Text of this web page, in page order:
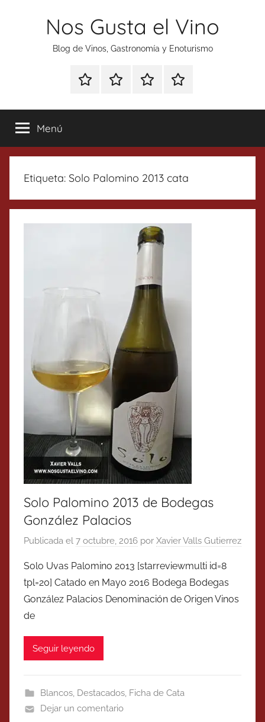
Nos Gusta el Vino
Blog de Vinos, Gastronomía y Enoturismo
Especial
Tonics
Enoturismo
Gastronomía
RankingContacto
Menú
Etiqueta: Solo Palomino 2013 cata
Solo Palomino 2013 de Bodegas
González Palacios
Publicada el 7 octubre, 2016 por Xavier Valls Gutierrez
Solo Uvas Palomino 2013 [starreviewmulti id=8
tpl=20] Catado en Mayo 2016 Bodega Bodegas
González Palacios Denominación de Origen Vinos
de
Seguir leyendo
Blancos, Destacados, Ficha de Cata
Dejar un comentario